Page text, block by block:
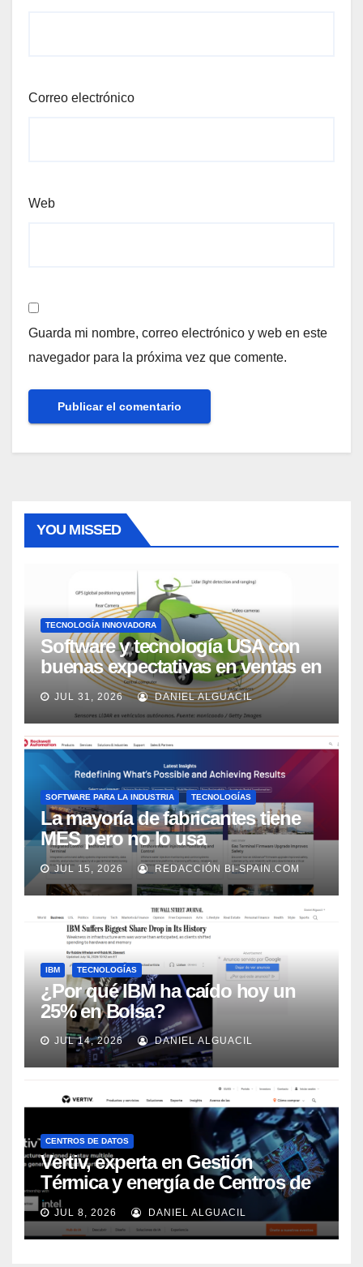
Correo electrónico
Web
Guarda mi nombre, correo electrónico y web en este
navegador para la próxima vez que comente.
YOU MISSED
TECNOLOGÍA INNOVADORA
Software y tecnología USA con
buenas expectativas en ventas en
los próximos 2 años, según
Market Watch
JUL 31, 2026 DANIEL ALGUACIL
SOFTWARE PARA LA INDUSTRIA TECNOLOGÍAS
La mayoría de fabricantes tiene
MES pero no lo usa
adecuadamente, según Rockwell
Automation
JUL 15, 2026 REDACCIÓN BI-SPAIN.COM
IBM TECNOLOGÍAS
¿Por qué IBM ha caído hoy un
25% en Bolsa?
JUL 14, 2026 DANIEL ALGUACIL
CENTROS DE DATOS
Vertiv, experta en Gestión
Térmica y energía de Centros de
Datos, sigue su crecimiento
imparable
JUL 8, 2026 DANIEL ALGUACIL